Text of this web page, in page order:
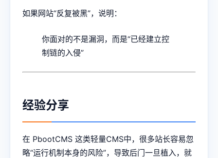
如果网站“反复被黑”，说明：
你面对的不是漏洞，而是“已经建立控
制链的入侵”
经验分享
在 PbootCMS 这类轻量CMS中，很多站长容易忽
略“运行机制本身的风险”，导致后门一旦植入，就